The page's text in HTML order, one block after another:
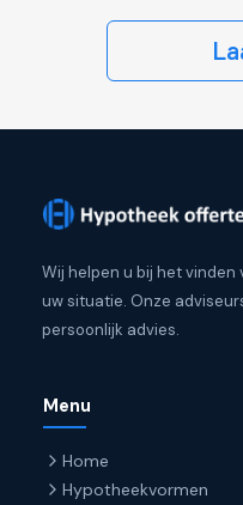
Wij helpen u bij het
uw situatie. Onze
persoonlijk advies.
Menu
Home
Hypotheekvormen